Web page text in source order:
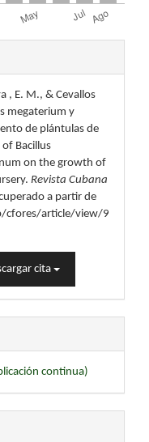
, E. M., & Cevallos
megaterium y
de plántulas de
Bacillus
on the growth of
Revista Cubana
a partir de
cfores/article/view/9
cita
continua)